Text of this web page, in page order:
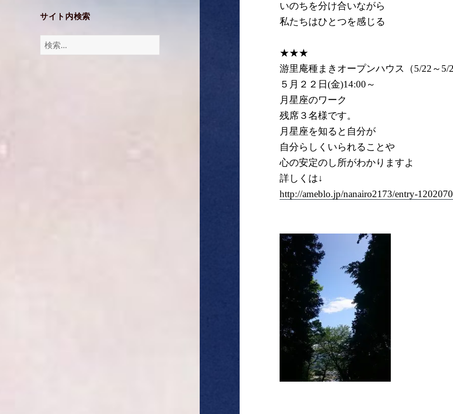
サイト内検索
検
索:
いのちを分け合いながら
私たちはひとつを感じる
★★★
游里庵種まきオープンハウス（5/22～5/
５月２２日(金)14:00～
月星座のワーク
残席３名様です。
月星座を知ると自分が
自分らしくいられることや
心の安定のし所がわかりますよ
詳しくは↓
http://ameblo.jp/nanairo2173/entry-